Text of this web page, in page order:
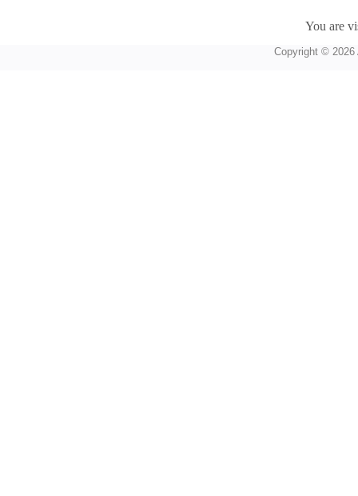
You are
Copyright © 2026